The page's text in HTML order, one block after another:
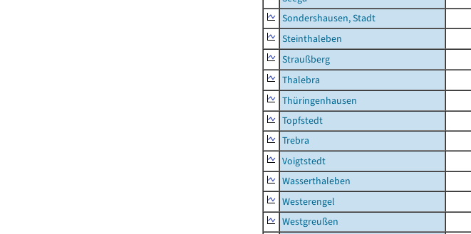
Sondershausen, Stadt
Steinthaleben
Straußberg
Thalebra
Thüringenhausen
Topfstedt
Trebra
Voigtstedt
Wasserthaleben
Westerengel
Westgreußen